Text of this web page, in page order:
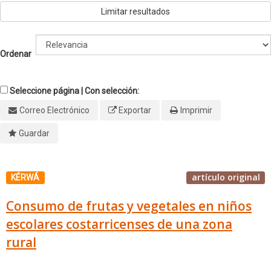
Limitar resultados
Ordenar
Seleccione página | Con selección:
Correo Electrónico
Exportar Imprimir
Guardar
KÉRWÁ artículo original
Consumo de frutas y vegetales en niños
escolares costarricenses de una zona
rural